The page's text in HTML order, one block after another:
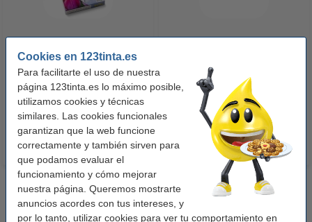
Cookies en 123tinta.es
Para facilitarte el uso de nuestra
página 123tinta.es lo máximo posible,
utilizamos cookies y técnicas
similares. Las cookies funcionales
garantizan que la web funcione
correctamente y también sirven para
que podamos evaluar el
funcionamiento y cómo mejorar
nuestra página. Queremos mostrarte
anuncios acordes con tus intereses, y
por lo tanto, utilizar cookies para ver tu comportamiento en
123tinta Papel fotográfico
10,50 € Incl. 21% IVA
Power AA - LR06 - MN1500 - 24
unidades
14,50 € Incl. 21% IVA